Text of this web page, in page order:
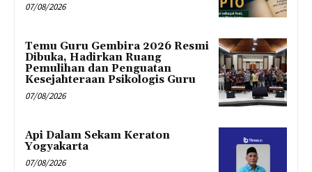
07/08/2026
Temu Guru Gembira 2026 Resmi
Dibuka, Hadirkan Ruang
Pemulihan dan Penguatan
Kesejahteraan Psikologis Guru
07/08/2026
Api Dalam Sekam Keraton
Yogyakarta
07/08/2026